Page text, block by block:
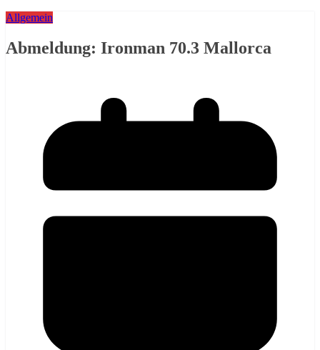
Allgemein
Abmeldung: Ironman 70.3 Mallorca